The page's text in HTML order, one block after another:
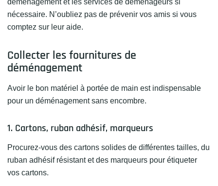
déménagement et les services de déménageurs si
nécessaire. N’oubliez pas de prévenir vos amis si vous
comptez sur leur aide.
Collecter les fournitures de
déménagement
Avoir le bon matériel à portée de main est indispensable
pour un déménagement sans encombre.
1. Cartons, ruban adhésif, marqueurs
Procurez-vous des cartons solides de différentes tailles, du
ruban adhésif résistant et des marqueurs pour étiqueter
vos cartons.